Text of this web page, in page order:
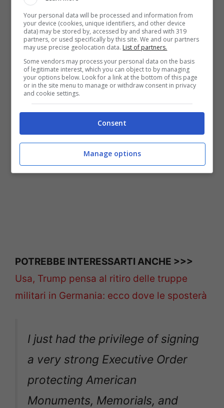
end inNew Jersey . È vero però anche il
fatto che anche New Jersey è uno degli
stati che ha introdotto la quarantena per
chi è stato nella aree più contagiose degli
Usa. Come l’Arizona , dove giorni fa si è
recatoTrump.
POTREBBE INTERESSARTI ANCHE >>>
Usa, Trump pensa al ritiro delle truppe
militari in Germania: ecco dove le sposterà
I just had the privilege of signing
a very strong Executive Order
protecting American
Monuments, Memorials, and
Your personal data will be processed and information from
your device (cookies, unique identifiers, and other device
data) may be stored by, accessed by and shared with 319
partners, or used specifically by this site. We and our partners
may use precise geolocation data. List of partners.
Some vendors may process your personal data on the basis
of legitimate interest, which you can object to by managing
your options below. Look for a link at the bottom of this page
or in the site menu to manage or withdraw consent in privacy
and cookie settings.
Consent
Manage options